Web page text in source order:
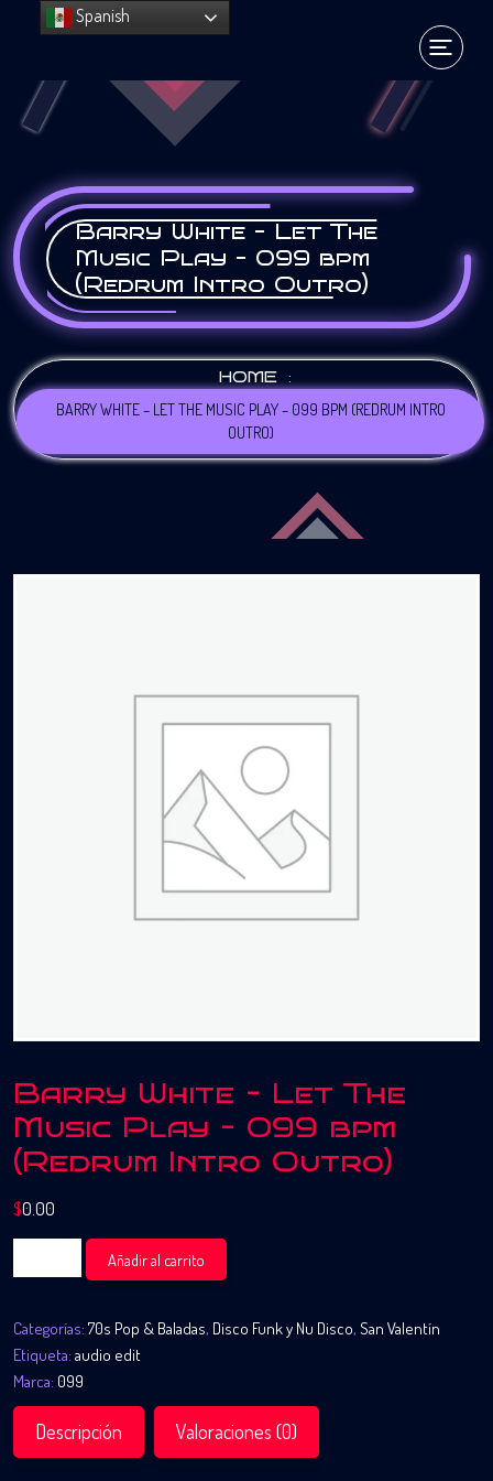
Barry White – Let The
Music Play – 099 bpm
(Redrum Intro Outro)
HOME
:
BARRY WHITE – LET THE MUSIC PLAY – 099 BPM (REDRUM INTRO
OUTRO)
Barry White – Let The
Music Play – 099 bpm
(Redrum Intro Outro)
$0.00
White
Let
The
Music
Play
099
Añadir al carrito
Categorías: 70s Pop & Baladas, Disco Funk y Nu Disco, San Valentín
Etiqueta: audio edit
Marca: 099
Descripción Valoraciones (0)
Spanish